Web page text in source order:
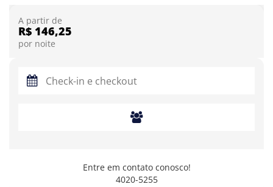
A partir de
R$ 146,25
por noite
Entre em contato conosco!
4020-5255